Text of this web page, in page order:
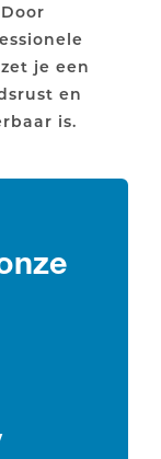
je een
en
is.